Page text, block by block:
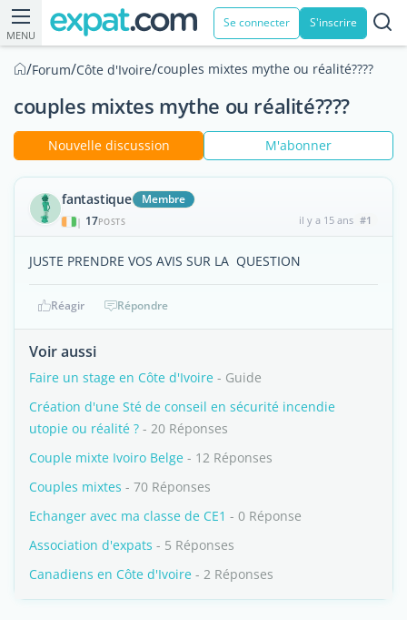
MENU
Se connecter S'inscrire
/Forum/Côte d'Ivoire/couples mixtes mythe ou réalité????
couples mixtes mythe ou réalité????
Nouvelle discussion M'abonner
fantastique Membre
| 17POSTS il y a 15 ans #1
JUSTE PRENDRE VOS AVIS SUR LA QUESTION
Réagir Répondre
Voir aussi
Faire un stage en Côte d'Ivoire - Guide
Création d'une Sté de conseil en sécurité incendie
utopie ou réalité ? - 20 Réponses
Couple mixte Ivoiro Belge - 12 Réponses
Couples mixtes - 70 Réponses
Echanger avec ma classe de CE1 - 0 Réponse
Association d'expats - 5 Réponses
Canadiens en Côte d'Ivoire - 2 Réponses